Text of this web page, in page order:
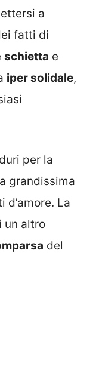
a
fatti di
schietta e
iper solidale,
per la
grandissima
La
un altro
del